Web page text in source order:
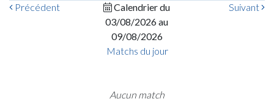
Précédent
Calendrier du
03/08/2026 au
09/08/2026
Suivant
Matchs du jour
Aucun match